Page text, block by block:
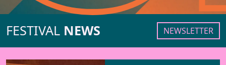
FESTIVAL NEWS NEWSLETTER
Infos Pratiques
Réservation